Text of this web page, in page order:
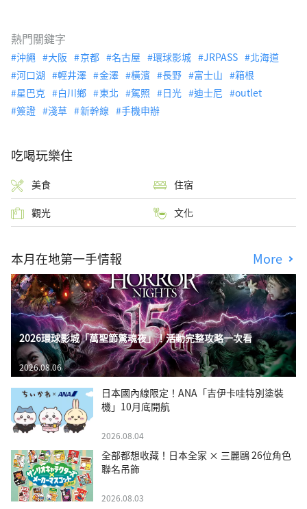
熱門關鍵字
沖繩 大阪 京都 名古屋 環球影城 JRPASS
北海道
河口湖
輕井澤 金澤 橫濱 長野 富士山
箱根
星巴克
白川鄉 東北 駕照 日光 迪士尼
outlet
簽證
淺草 新幹線 手機申辦
吃喝玩樂住
美食 住宿
觀光 文化
本月在地第一手情報 More
2026環球影城「萬聖節驚魂夜」！活動完整攻略一次看
2026.08.06
日本國內線限定！ANA「吉伊卡哇特別塗裝
機」10月底開航
2026.08.04
全部都想收藏！日本全家 × 三麗鷗 26位角色
聯名吊飾
2026.08.03